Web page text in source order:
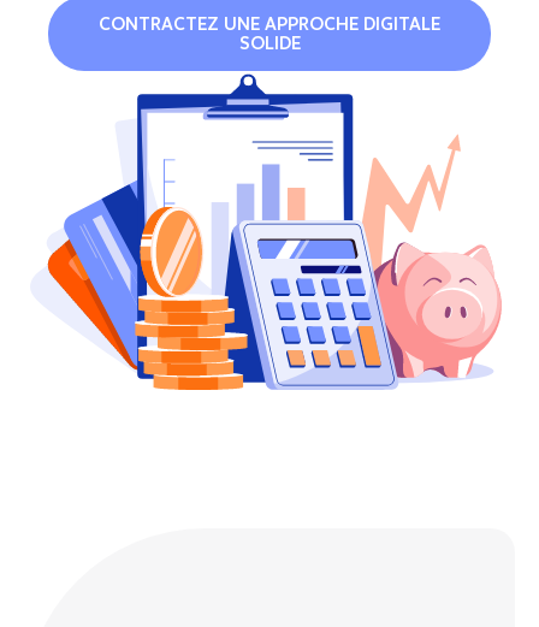
CONTRACTEZ UNE APPROCHE DIGITALE
SOLIDE